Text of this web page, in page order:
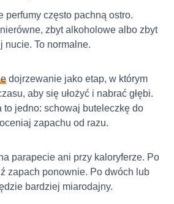
perfumy często pachną ostro.
zbyt alkoholowe albo zbyt
nucie. To normalne.
dojrzewanie jako etap, w którym
aby się ułożyć i nabrać głębi.
to jedno: schowaj buteleczkę do
zapachu od razu.
parapecie ani przy kaloryferze. Po
zapach ponownie. Po dwóch lub
bardziej miarodajny.